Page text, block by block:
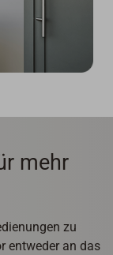
mehr
zu
entweder an das